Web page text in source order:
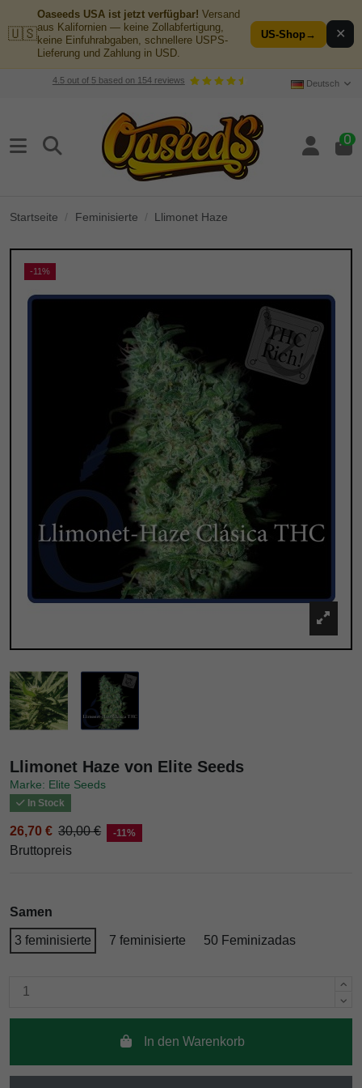
🇺🇸
Oaseeds USA ist jetzt verfügbar! Versand
aus Kalifornien — keine Zollabfertigung,
keine Einfuhrabgaben, schnellere USPS-
Lieferung und Zahlung in USD.
US-Shop→ ✕
4.5out of 5based on 154reviews Deutsch
0
Startseite Feminisierte Llimonet Haze
-11%
Llimonet Haze von Elite Seeds
Marke: Elite Seeds
In Stock
26,70 € 30,00 € -11%
Bruttopreis
Samen
3 feminisierte 7 feminisierte 50 Feminizadas
In den Warenkorb